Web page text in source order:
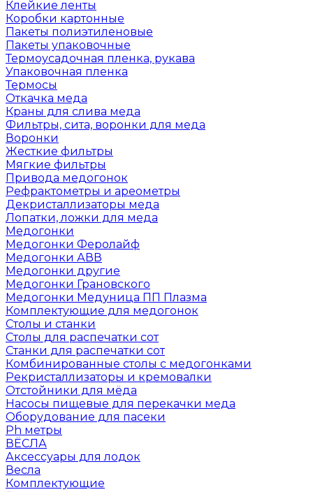
Клейкие ленты
Коробки картонные
Пакеты полиэтиленовые
Пакеты упаковочные
Термоусадочная пленка, рукава
Упаковочная пленка
Термосы
Откачка меда
Краны для слива меда
Фильтры, сита, воронки для меда
Воронки
Жесткие фильтры
Мягкие фильтры
Привода медогонок
Рефрактометры и ареометры
Декристаллизаторы меда
Лопатки, ложки для меда
Медогонки
Медогонки Феролайф
Медогонки АВВ
Медогонки другие
Медогонки Грановского
Медогонки Медуница ПП Плазма
Комплектующие для медогонок
Столы и станки
Столы для распечатки сот
Станки для распечатки сот
Комбинированные столы с медогонками
Рекристаллизаторы и кремовалки
Отстойники для мёда
Насосы пищевые для перекачки меда
Оборудование для пасеки
Ph метры
ВЁСЛА
Аксессуары для лодок
Весла
Комплектующие